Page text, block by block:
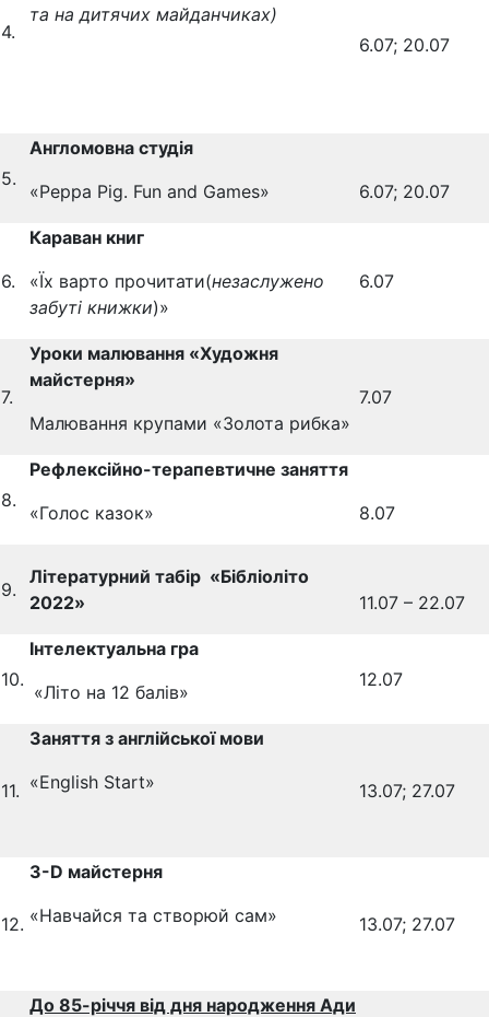
4.
та на дитячих майданчиках)
6.07; 20.07
5.
Англомовна студія
«Peppa Pig. Fun and Games»
6.07; 20.07
6.
Караван книг
«Їх варто прочитати(незаслужено
забуті книжки)»
6.07
7.
Уроки малювання «Художня
майстерня»
Малювання крупами «Золота рибка»
7.07
8.
Рефлексійно-терапевтичне заняття
«Голос казок»
8.07
9.
Літературний табір «Бібліоліто
2022»
11.07 – 22.07
10.
Інтелектуальна гра
«Літо на 12 балів»
12.07
11.
Заняття з англійської мови
«English Start»
13.07; 27.07
12.
3-D майстерня
«Навчайся та створюй сам»
13.07; 27.07
До 85-річчя від дня народження Ади